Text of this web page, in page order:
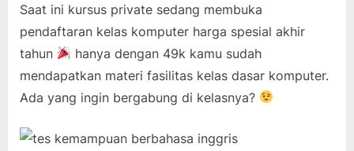
Saat ini kursus private sedang membuka
pendaftaran kelas komputer harga spesial akhir
tahun
hanya dengan 49k kamu sudah
mendapatkan materi fasilitas kelas dasar komputer.
Ada yang ingin bergabung di kelasnya?